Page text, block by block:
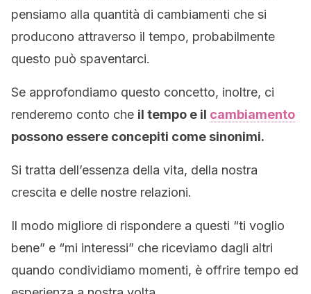
pensiamo alla quantità di cambiamenti che si
producono attraverso il tempo, probabilmente
questo può spaventarci.
Se approfondiamo questo concetto, inoltre, ci
renderemo conto che il tempo e il cambiamento
possono essere concepiti come sinonimi.
Si tratta dell’essenza della vita, della nostra
crescita e delle nostre relazioni.
Il modo migliore di rispondere a questi “ti voglio
bene” e “mi interessi” che riceviamo dagli altri
quando condividiamo momenti, è offrire tempo ed